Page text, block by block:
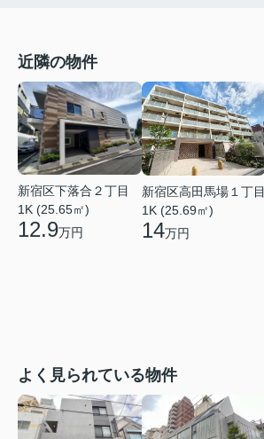
近隣の物件
新宿区下落合２丁目
1K (25.65㎡)
12.9万円
新宿区高田馬場１丁目
1K (25.69㎡)
14万円
よく見られている物件